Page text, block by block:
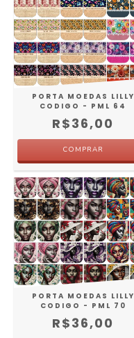
PORTA MOEDAS LILLY
CODIGO - PML 64
R$36,00
PORTA MOEDAS LILLY
CODIGO - PML 70
R$36,00